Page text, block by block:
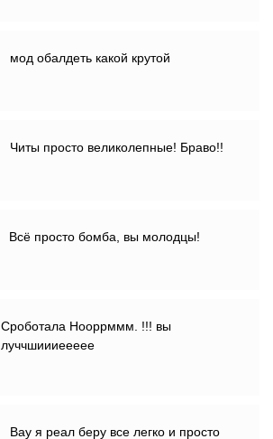
мод обалдеть какой крутой
Читы просто великолепные! Браво!!
Всё просто бомба, вы молодцы!
Сроботала Нооррммм. !!! вы
луччшиииеееее
Вау я реал беру все легко и просто